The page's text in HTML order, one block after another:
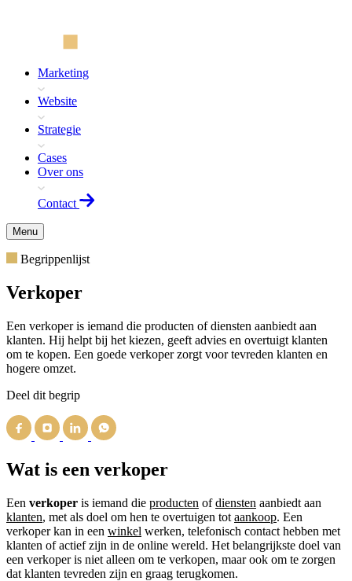
Marketing
Website
Strategie
Cases
Over ons
Contact
Menu
Begrippenlijst
Verkoper
Een verkoper is iemand die producten of diensten aanbiedt aan
klanten. Hij helpt bij het kiezen, geeft advies en overtuigt klanten
om te kopen. Een goede verkoper zorgt voor tevreden klanten en
hogere omzet.
Deel dit begrip
Wat is een verkoper
Een verkoper is iemand die producten ofdiensten aanbiedt aan
klanten, met als doel om hen te overtuigen tot aankoop. Een
verkoper kan in een winkel werken, telefonisch contact hebben met
klanten of actief zijn in de online wereld. Het belangrijkste doel van
een verkoper is niet alleen om te verkopen, maar ook om te zorgen
dat klanten tevreden zijn en graag terugkomen.